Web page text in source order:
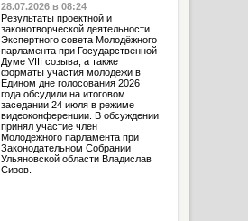
28.07.2026 в 08:24
Результаты проектной и
законотворческой деятельности
Экспертного совета Молодёжного
парламента при Государственной
Думе VIII созыва, а также
форматы участия молодёжи в
Едином дне голосования 2026
года обсудили на итоговом
заседании 24 июля в режиме
видеоконференции. В обсуждении
принял участие член
Молодёжного парламента при
Законодательном Собрании
Ульяновской области Владислав
Сизов.